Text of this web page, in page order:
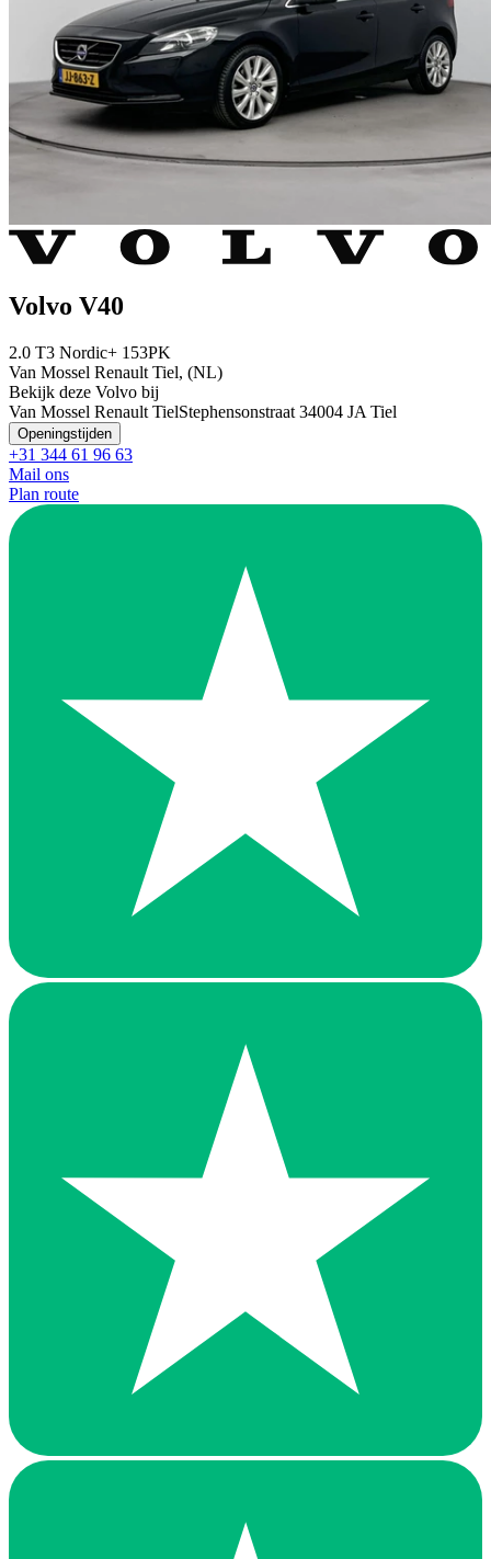
Volvo V40
2.0 T3 Nordic+ 153PK
Van Mossel Renault Tiel, (NL)
Bekijk deze Volvo bij
Van Mossel Renault TielStephensonstraat 34004 JA Tiel
Openingstijden
+31 344 61 96 63
Mail ons
Plan route